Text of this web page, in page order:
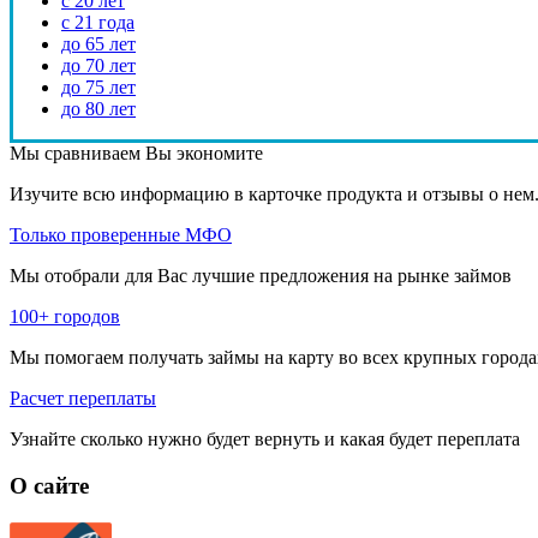
с 21 года
до 65 лет
до 70 лет
до 75 лет
до 80 лет
Мы сравниваем Вы экономите
Изучите всю информацию в карточке продукта и отзывы о нем.
Только проверенные МФО
Мы отобрали для Вас лучшие предложения на рынке займов
100+ городов
Мы помогаем получать займы на карту во всех крупных
Расчет переплаты
Узнайте сколько нужно будет вернуть и какая будет переплата
О сайте